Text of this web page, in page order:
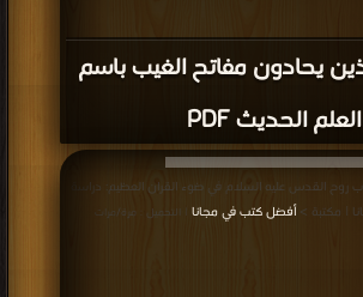
يحادون مفاتح الغيب باسم
العلم الحديث PDF
روح القدس عليه السلام في ضوء القران العظيم: دراسة
أفضل كتب في مجانا | التحميل : مرة/مرات